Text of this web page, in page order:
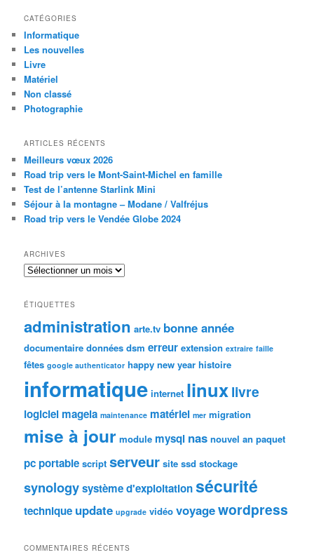
CATÉGORIES
Informatique
Les nouvelles
Livre
Matériel
Non classé
Photographie
ARTICLES RÉCENTS
Meilleurs vœux 2026
Road trip vers le Mont-Saint-Michel en famille
Test de l’antenne Starlink Mini
Séjour à la montagne – Modane / Valfréjus
Road trip vers le Vendée Globe 2024
ARCHIVES
Archives
ÉTIQUETTES
administration arte.tv bonne année
documentaire données dsm erreur extension extraire faille
fêtes google authenticator happy new year histoire
informatique internet linuxlivre
logiciel mageia maintenance matériel mer migration
mise à jour module mysql nas nouvel an paquet
pc portable script serveur site ssd stockage
synologysystème d'exploitationsécurité
technique update upgrade vidéo voyagewordpress
COMMENTAIRES RÉCENTS